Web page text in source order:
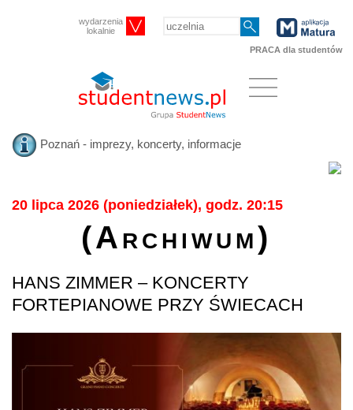
wydarzenia
lokalnie
PRACA dla studentów
Poznań - imprezy, koncerty, informacje
20 lipca 2026 (poniedziałek), godz. 20:15
(Archiwum)
HANS ZIMMER – KONCERTY
FORTEPIANOWE PRZY ŚWIECACH